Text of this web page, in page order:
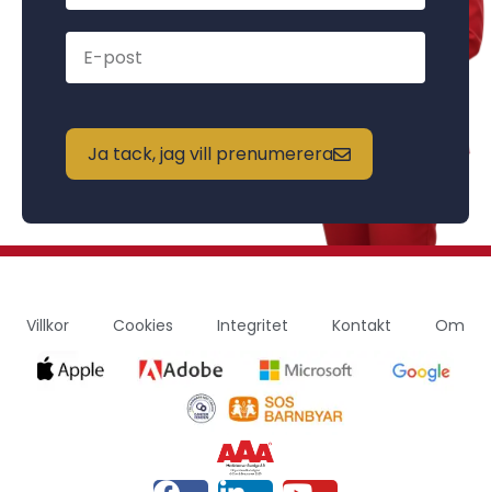
Ja tack, jag vill prenumerera
Villkor Cookies Integritet Kontakt Om